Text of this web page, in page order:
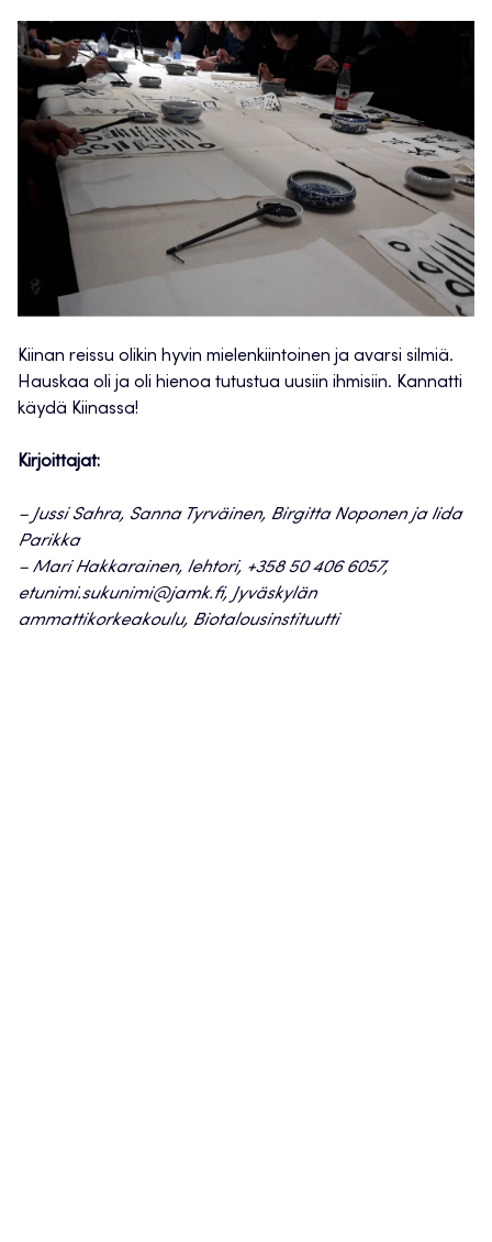
Kiinan reissu olikin hyvin mielenkiintoinen ja avarsi silmiä.
Hauskaa oli ja oli hienoa tutustua uusiin ihmisiin. Kannatti
käydä Kiinassa!
Kirjoittajat:
– Jussi Sahra, Sanna Tyrväinen, Birgitta Noponen ja Iida
Parikka
– Mari Hakkarainen, lehtori, +358 50 406 6057,
etunimi.sukunimi@jamk.fi, Jyväskylän
ammattikorkeakoulu, Biotalousinstituutti